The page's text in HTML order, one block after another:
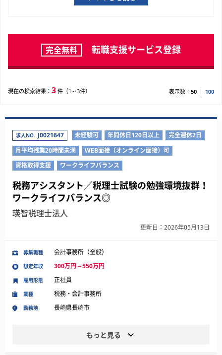
理解をもたらすでしょう。この経験は、あなたの長期的なキャリ
アにおいて大きな財産となります。
完全無料 転職支援サービス登録
現在の検索結果： 3 件（1～3件） 表示数： 50 100
求人NO. J0021647 未経験可 年間休日120日以上
完全週休2日
月平均残業20時間未満
WEB面接（オンライン面接）可
資格取得支援
ワークライフバランス
税務アシスタント／税理士試験の勉強環境抜群！
ワークライフバランス◎
瑛智税理士法人
更新日：2026年05月13日
募集職種 会計事務所（全般）
想定年収 300万円～550万円
業種 税務・会計事務所
勤務地 長崎県長崎市
雇用形態 正社員
もっと見る